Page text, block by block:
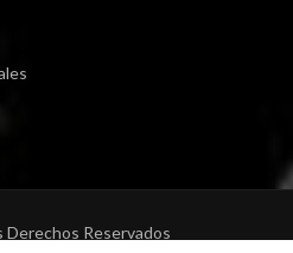
Reservados